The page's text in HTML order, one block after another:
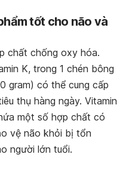
tốt cho não và
chất chống oxy hóa.
K, trong 1 chén bông
gram) có thể cung cấp
thụ hàng ngày. Vitamin
một số hợp chất có
vệ não khỏi bị tổn
người lớn tuổi.